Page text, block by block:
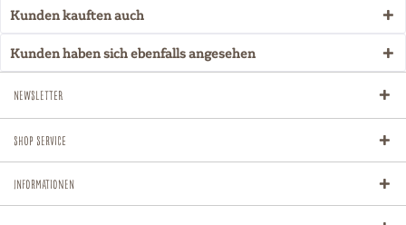
Kunden kauften auch
Kunden haben sich ebenfalls angesehen
Newsletter
Shop Service
Informationen